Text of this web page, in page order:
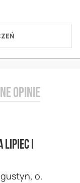
lipiec i
o.
opinie